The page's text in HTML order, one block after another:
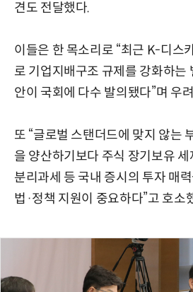
견도 전달했다.
이들은 한 목소리로 “최근 K-디스
로 기업지배구조 규제를 강화하는
안이 국회에 다수 발의됐다”며 우
또 “글로벌 스탠더드에 맞지 않는
을 양산하기보다 주식 장기보유
분리과세 등 국내 증시의 투자 매
법·정책 지원이 중요하다”고 호소